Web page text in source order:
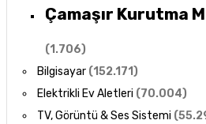
Çamaşır Kurutma
(1.706)
Bilgisayar (152.171)
Elektrikli Ev Aletleri (70.004)
TV, Görüntü & Ses Sistemi (